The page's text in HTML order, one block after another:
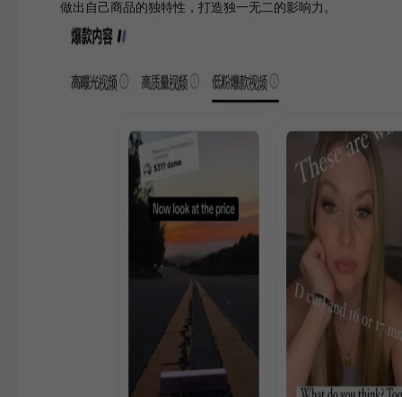
做出自己商品的独特性，打造独一无二的影响力。